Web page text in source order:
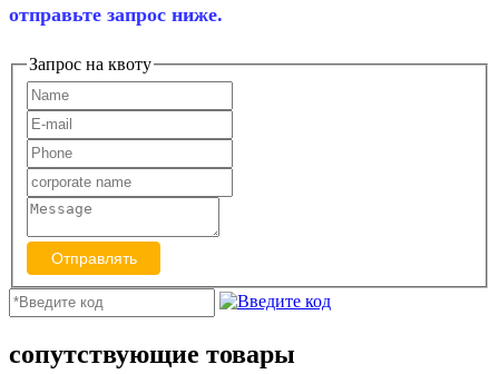
отправьте запрос ниже.
Запрос на квоту
Отправлять
сопутствующие товары